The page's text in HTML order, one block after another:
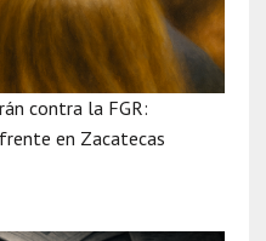
contra la FGR:
en Zacatecas